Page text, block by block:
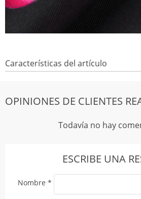
Características del artículo
OPINIONES DE CLIENTES
Todavía no hay
ESCRIBE UNA
Nombre *